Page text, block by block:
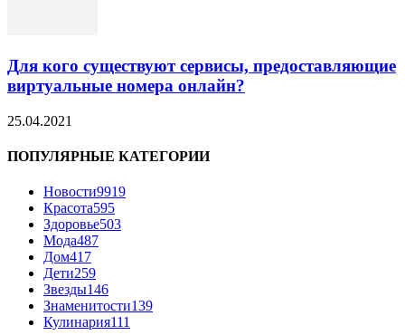
Для кого существуют сервисы, предоставляющие
виртуальные номера онлайн?
25.04.2021
ПОПУЛЯРНЫЕ КАТЕГОРИИ
Новости9919
Красота595
Здоровье503
Мода487
Дом417
Дети259
Звезды146
Знаменитости139
Кулинария111